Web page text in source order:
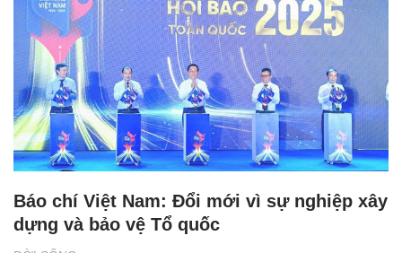
Báo chí Việt Nam: Đổi mới vì sự nghiệp xây
dựng và bảo vệ Tổ quốc